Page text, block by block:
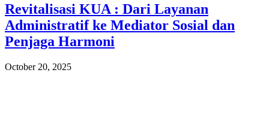
Revitalisasi KUA : Dari Layanan
Administratif ke Mediator Sosial dan
Penjaga Harmoni
October 20, 2025